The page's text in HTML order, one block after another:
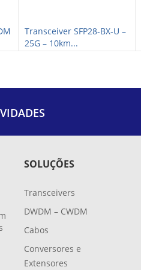
Transceiver SFP28-BX-U –
25G – 10km...
SOLUÇÕES
Transceivers
DWDM – CWDM
Cabos
Conversores e
Extensores